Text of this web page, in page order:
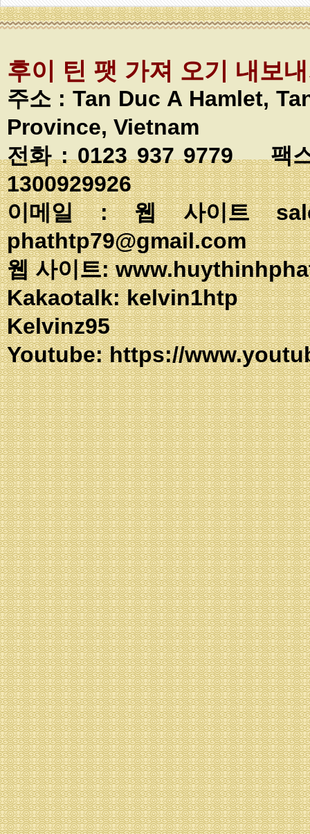
후이 틴 팻 가져 오기 내보
주소 : Tan Duc A Hamlet,
Province, Vietnam
전화 : 0123 937 9779 팩
1300929926
이메일 : 웹 사이트
phathtp79@gmail.com
웹 사이트:
Kakaotalk:
Kelvinz95
Youtube:https://